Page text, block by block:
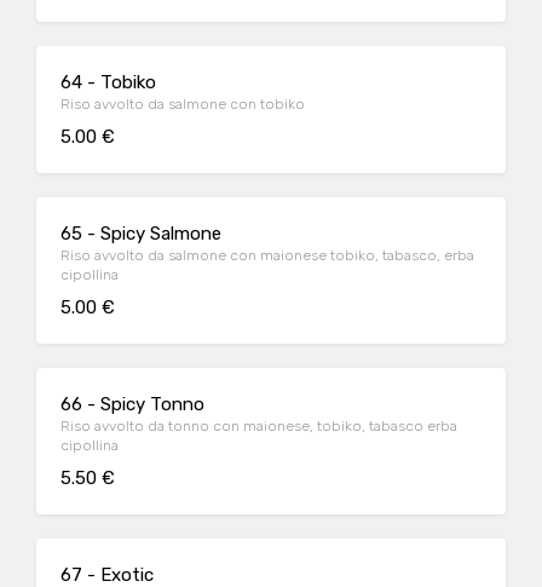
64 - Tobiko
Riso avvolto da salmone con tobiko
5.00 €
65 - Spicy Salmone
Riso avvolto da salmone con maionese tobiko, tabasco, erba
cipollina
5.00 €
66 - Spicy Tonno
Riso avvolto da tonno con maionese, tobiko, tabasco erba
cipollina
5.50 €
67 - Exotic